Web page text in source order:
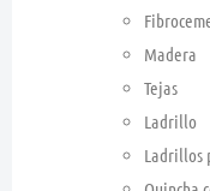
Madera
Tejas
Ladrillo
Ladrillos